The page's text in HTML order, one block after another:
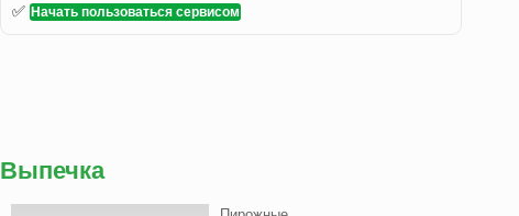
✅ Начать пользоваться сервисом
Выпечка